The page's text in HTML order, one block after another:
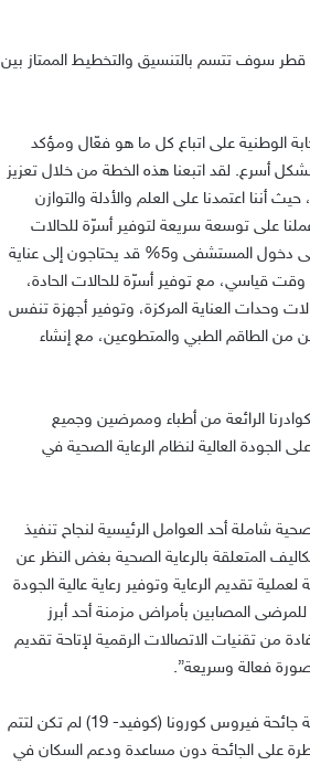
قطر سوف تتسم بالتنسيق والتخطيط الممتاز بين
الوطنية على اتباع كل ما هو فعّال ومؤكد
أسرع. لقد اتبعنا هذه الخطة من خلال تعزيز
أننا اعتمدنا على العلم والأدلة والتوازن
على توسعة سريعة لتوفير أسرّة للحالات
الحادة وحالات وحدات العناية المركزة لعلمنا أن 14% من المرضى سيحتاجون إلى دخول المستشفى و5% قد يحتاجون إلى عناية
قياسي، مع توفير أسرّة للحالات الحادة،
وحدات العناية المركزة، وتوفير أجهزة تنفس
من الطاقم الطبي والمتطوعين، مع إنشاء
الرائعة من أطباء وممرضين وجميع
الجودة العالية لنظام الرعاية الصحية في
شاملة أحد العوامل الرئيسية لنجاح تنفيذ
المتعلقة بالرعاية الصحية بغض النظر عن
تقديم الرعاية وتوفير رعاية عالية الجودة
للمرضى المصابين بأمراض مزمنة أحد أبرز
من تقنيات الاتصالات الرقمية لإتاحة تقديم
فعالة وسريعة”.
وأوضحت سعادة الدكتورة حنان الكواري أن الجهود الجبارة التي تم بذلها لمواجهة جائحة فيروس كورونا (كوفيد- 19) لم تكن لتتم
على الجائحة دون مساعدة ودعم السكان في